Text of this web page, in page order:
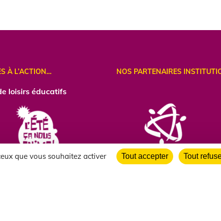
que vous souhaitez activer Tout accepter Tout
À L’ACTION…
loisirs éducatifs
NOS PARTENAIRES